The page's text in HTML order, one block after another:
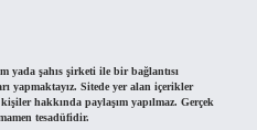
şahıs şirketi ile bir bağlantısı
yapmaktayız. Sitede yer alan içerikler
hakkında paylaşım yapılmaz. Gerçek
tesadüfidir.